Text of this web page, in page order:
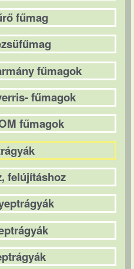
fűmag
fűmagok
fűmagok
fűmagok
felújításhoz